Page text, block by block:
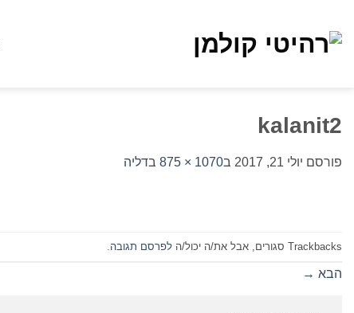
content
kalanit2
פורסם יולי 21, 2017 ב1070 × 875 בדליה
Trackbacks סגורים, אבל את/ה יכול/ה לפרסם תגובה.
הבא →